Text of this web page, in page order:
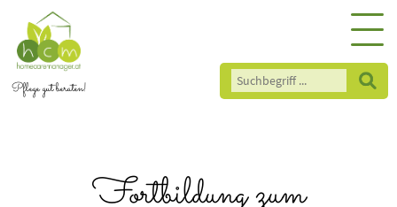
Pflege gut beraten!
Fortbildung zum